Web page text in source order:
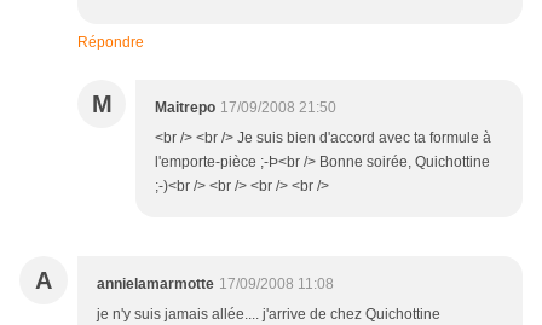
Répondre
M Maitrepo 17/09/2008 21:50
<br /> <br /> Je suis bien d'accord avec ta formule à
l'emporte-pièce ;-Þ<br /> Bonne soirée, Quichottine
;-)<br /> <br /> <br /> <br />
A annielamarmotte 17/09/2008 11:08
je n'y suis jamais allée.... j'arrive de chez Quichottine